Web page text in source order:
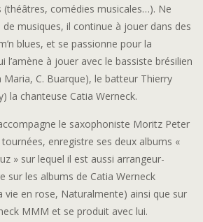
(théâtres, comédies musicales…). Ne
musiques, il continue à jouer dans des
blues, et se passionne pour la
l’amène à jouer avec le bassiste brésilien
Maria, C. Buarque), le batteur Thierry
la chanteuse Catia Werneck.
le saxophoniste Moritz Peter
enregistre ses deux albums «
» sur lequel il est aussi arrangeur-
sur les albums de Catia Werneck
vie en rose, Naturalmente) ainsi que sur
MMM et se produit avec lui.